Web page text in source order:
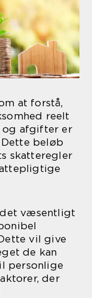
at forstå,
reelt
og afgifter er
beløb
skatteregler
det væsentligt
vil give
de kan
personlige
der